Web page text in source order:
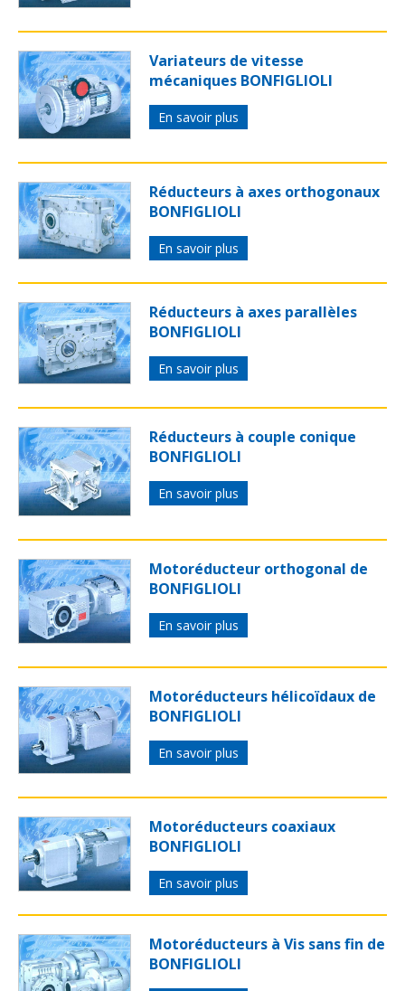
Variateurs de vitesse
mécaniques BONFIGLIOLI
En savoir plus
Réducteurs à axes orthogonaux
BONFIGLIOLI
En savoir plus
Réducteurs à axes parallèles
BONFIGLIOLI
En savoir plus
Réducteurs à couple conique
BONFIGLIOLI
En savoir plus
Motoréducteur orthogonal de
BONFIGLIOLI
En savoir plus
Motoréducteurs hélicoïdaux de
BONFIGLIOLI
En savoir plus
Motoréducteurs coaxiaux
BONFIGLIOLI
En savoir plus
Motoréducteurs à Vis sans fin de
BONFIGLIOLI